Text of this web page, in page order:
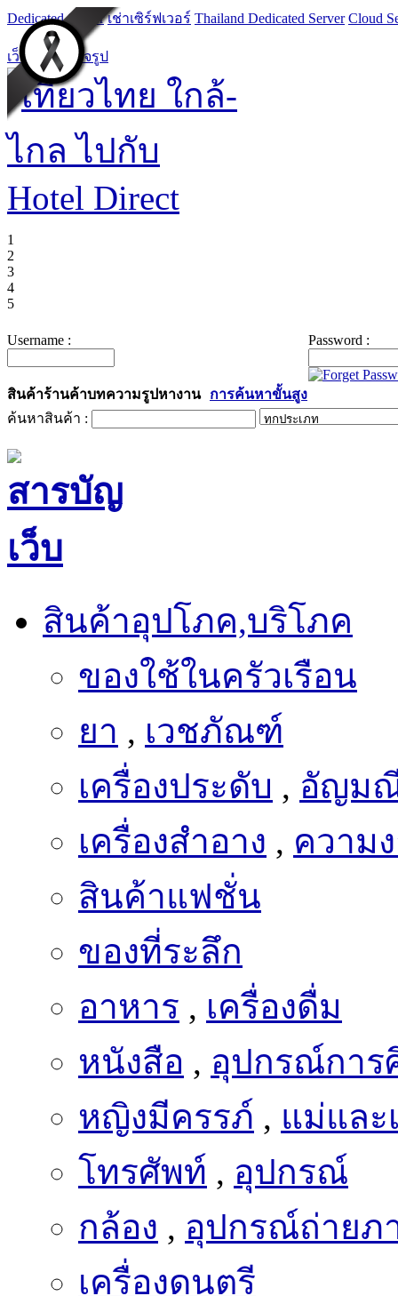
Dedicated Server เช่าเซิร์ฟเวอร์ Thailand Dedicated Server Cloud
เว็บไซต์สำเร็จรูป
1
3
4
5
สินค้าร้านค้าบทความ
ค้นหาสินค้า :
สินค้าอุปโภค,บริโภค
ของใช้ในครัวเรือน
ยา,เวชภัณฑ์
เครื่องประดับ,
อัญม
เครื่องสำอาง, ความ
สินค้าแฟชั่น
ของที่ระลึก
อาหาร,เครื่องดื่ม
หนังสือ ,อุปกรณ์การ
หญิงมีครรภ์,แม่และ
โทรศัพท์,อุปกรณ์
กล้อง,อุปกรณ์ถ่ายภ
เครื่องดนตรี